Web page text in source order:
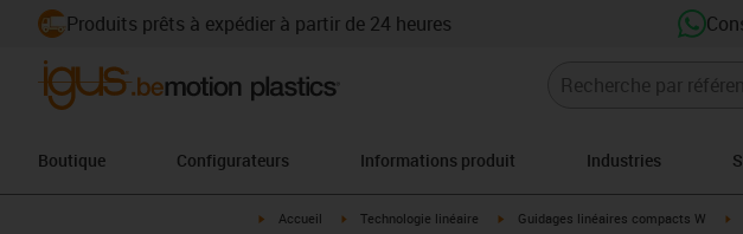
Produits prêts à expédier à partir de 24 heures
Boutique Configurateurs Informations produit Industries
igus-icon-arrow-right
Accueil igus-icon-arrow-right
Technologie linéaire igus-icon-arrow-right
Guidages linéaires compacts W